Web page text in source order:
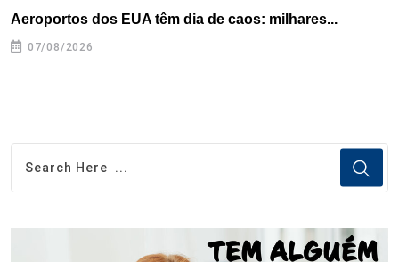
Aeroportos dos EUA têm dia de caos: milhares...
07/08/2026